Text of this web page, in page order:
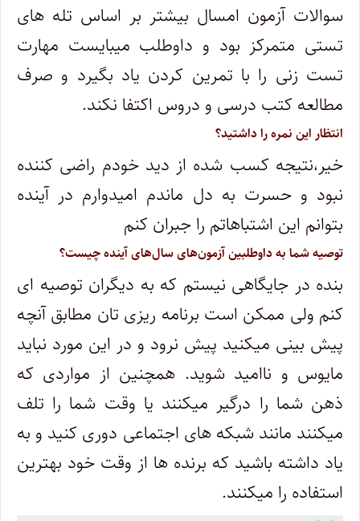
سوالات آزمون امسال بیشتر بر اساس تله های
تستی متمرکز بود و داوطلب میبایست مهارت
تست زنی را با تمرین کردن یاد بگیرد و صرف
مطالعه کتب درسی و دروس اکتفا نکند.
انتظار این نمره را داشتید؟
خیر،نتیجه کسب شده از دید خودم راضی کننده
نبود و حسرت به دل ماندم امیدوارم در آینده
بتوانم این اشتباهاتم را جبران کنم
توصیه شما به داوطلبین آزمون‌های سال‌های آینده چیست؟
بنده در جایگاهی نیستم که به دیگران توصیه ای
کنم ولی ممکن است برنامه ریزی تان مطابق آنچه
پیش بینی میکنید پیش نرود و در این مورد نباید
مایوس و ناامید شوید. همچنین از مواردی که
ذهن شما را درگیر میکنند یا وقت شما را تلف
میکنند مانند شبکه های اجتماعی دوری کنید و به
یاد داشته باشید که برنده ها از وقت خود بهترین
استفاده را میکنند.